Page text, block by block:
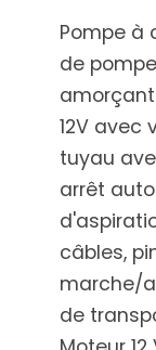
Pompe à
de
12V avec
tuyau
arrêt
câbles,
marche/
de